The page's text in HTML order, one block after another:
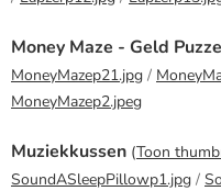
Money Maze - Geld
MoneyMazep21.jpg /
MoneyMazep2.jpeg
Muziekkussen (Toon
SoundASleepPillowp1.jpg /